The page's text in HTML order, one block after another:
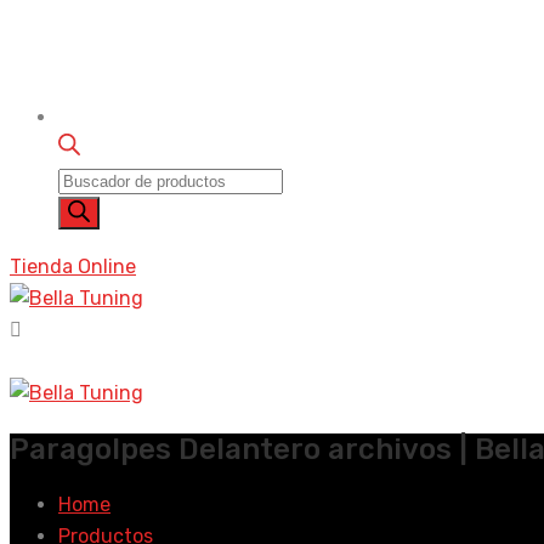
Búsqueda de productos
Tienda Online
Paragolpes Delantero archivos |
Home
Productos